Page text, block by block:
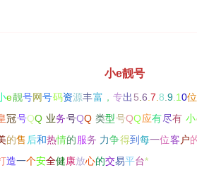
小e靓号
e靓号网号码资源丰富 ， 专出 5 6 7 8 9. 10位
冠号QQ 业务号QQ 类型号QQ应有尽有 小
的售 后和热情的服务 力争得到每一位客 户
造一个安全健康放心的交易平台*